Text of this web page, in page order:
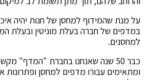
על מנת שהמידוף למחסן של חנות יהיה
במדפים של חברה בעלת מוניטין ובעלת
למחסנים.
כבר 50 שנה שאנחנו בחברת "המדף"
ומתאימים עבורו מדפים למחסן ופתרונות